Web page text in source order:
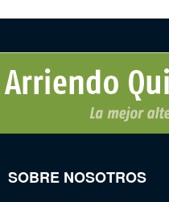
SOBRE NOSOTROS